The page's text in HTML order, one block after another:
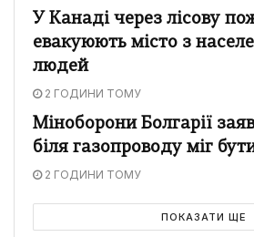
У Канаді через лісову
евакуюють місто з
людей
2 ГОДИНИ ТОМУ
Міноборони Болгарії
біля газопроводу міг
2 ГОДИНИ ТОМУ
ПОКАЗАТИ ЩЕ